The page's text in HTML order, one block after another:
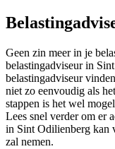
Geen zin meer in je
belastingadviseur in
belastingadviseur
niet zo eenvoudig als
stappen is het wel
Lees snel verder om er
in Sint Odilienberg kan
zal nemen.